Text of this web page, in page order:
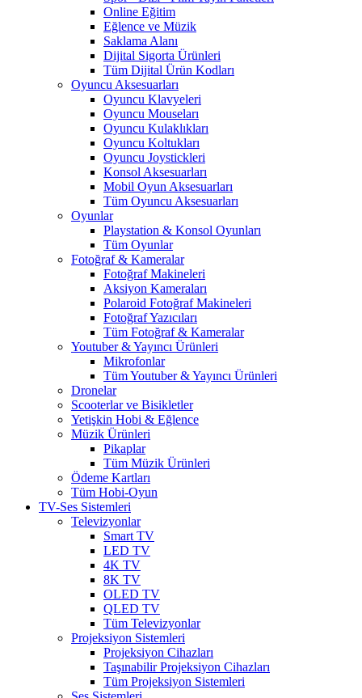
Online Eğitim
Eğlence ve Müzik
Saklama Alanı
Dijital Sigorta Ürünleri
Tüm Dijital Ürün Kodları
Oyuncu Aksesuarları
Oyuncu Klavyeleri
Oyuncu Mouseları
Oyuncu Kulaklıkları
Oyuncu Koltukları
Oyuncu Joystickleri
Konsol Aksesuarları
Mobil Oyun Aksesuarları
Tüm Oyuncu Aksesuarları
Oyunlar
Playstation & Konsol Oyunları
Tüm Oyunlar
Fotoğraf & Kameralar
Fotoğraf Makineleri
Aksiyon Kameraları
Polaroid Fotoğraf Makineleri
Fotoğraf Yazıcıları
Tüm Fotoğraf & Kameralar
Youtuber & Yayıncı Ürünleri
Mikrofonlar
Tüm Youtuber & Yayıncı Ürünleri
Dronelar
Scooterlar ve Bisikletler
Yetişkin Hobi & Eğlence
Müzik Ürünleri
Pikaplar
Tüm Müzik Ürünleri
Ödeme Kartları
Tüm Hobi-Oyun
TV-Ses Sistemleri
Televizyonlar
Smart TV
LED TV
4K TV
8K TV
OLED TV
QLED TV
Tüm Televizyonlar
Projeksiyon Sistemleri
Projeksiyon Cihazları
Taşınabilir Projeksiyon Cihazları
Tüm Projeksiyon Sistemleri